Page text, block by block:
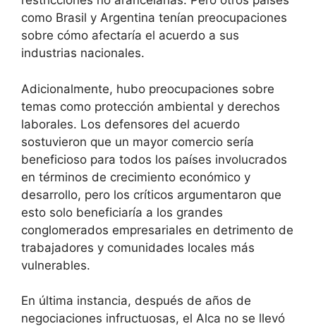
como Brasil y Argentina tenían preocupaciones
sobre cómo afectaría el acuerdo a sus
industrias nacionales.
Adicionalmente, hubo preocupaciones sobre
temas como protección ambiental y derechos
laborales. Los defensores del acuerdo
sostuvieron que un mayor comercio sería
beneficioso para todos los países involucrados
en términos de crecimiento económico y
desarrollo, pero los críticos argumentaron que
esto solo beneficiaría a los grandes
conglomerados empresariales en detrimento de
trabajadores y comunidades locales más
vulnerables.
En última instancia, después de años de
negociaciones infructuosas, el Alca no se llevó